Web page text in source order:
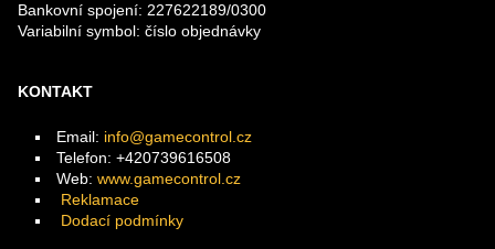
Bankovní spojení: 227622189/0300
Variabilní symbol: číslo objednávky
KONTAKT
Email: info@gamecontrol.cz
Telefon: +420739616508
Web: www.gamecontrol.cz
Reklamace
Dodací podmínky